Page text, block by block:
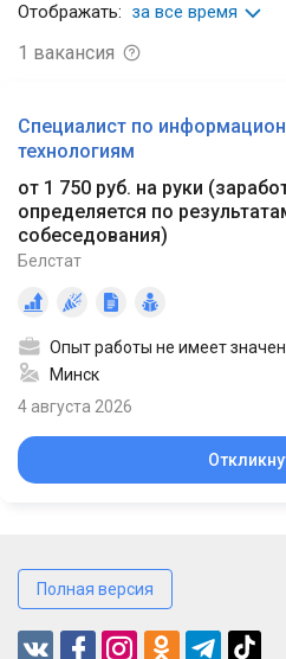
Отображать: за все время
1 вакансия
Специалист по
технологиям
от 1 750 руб. на руки (
определяется по
собеседования)
Белстат
Опыт работы не имеет
Минск
4 августа 2026
Полная версия